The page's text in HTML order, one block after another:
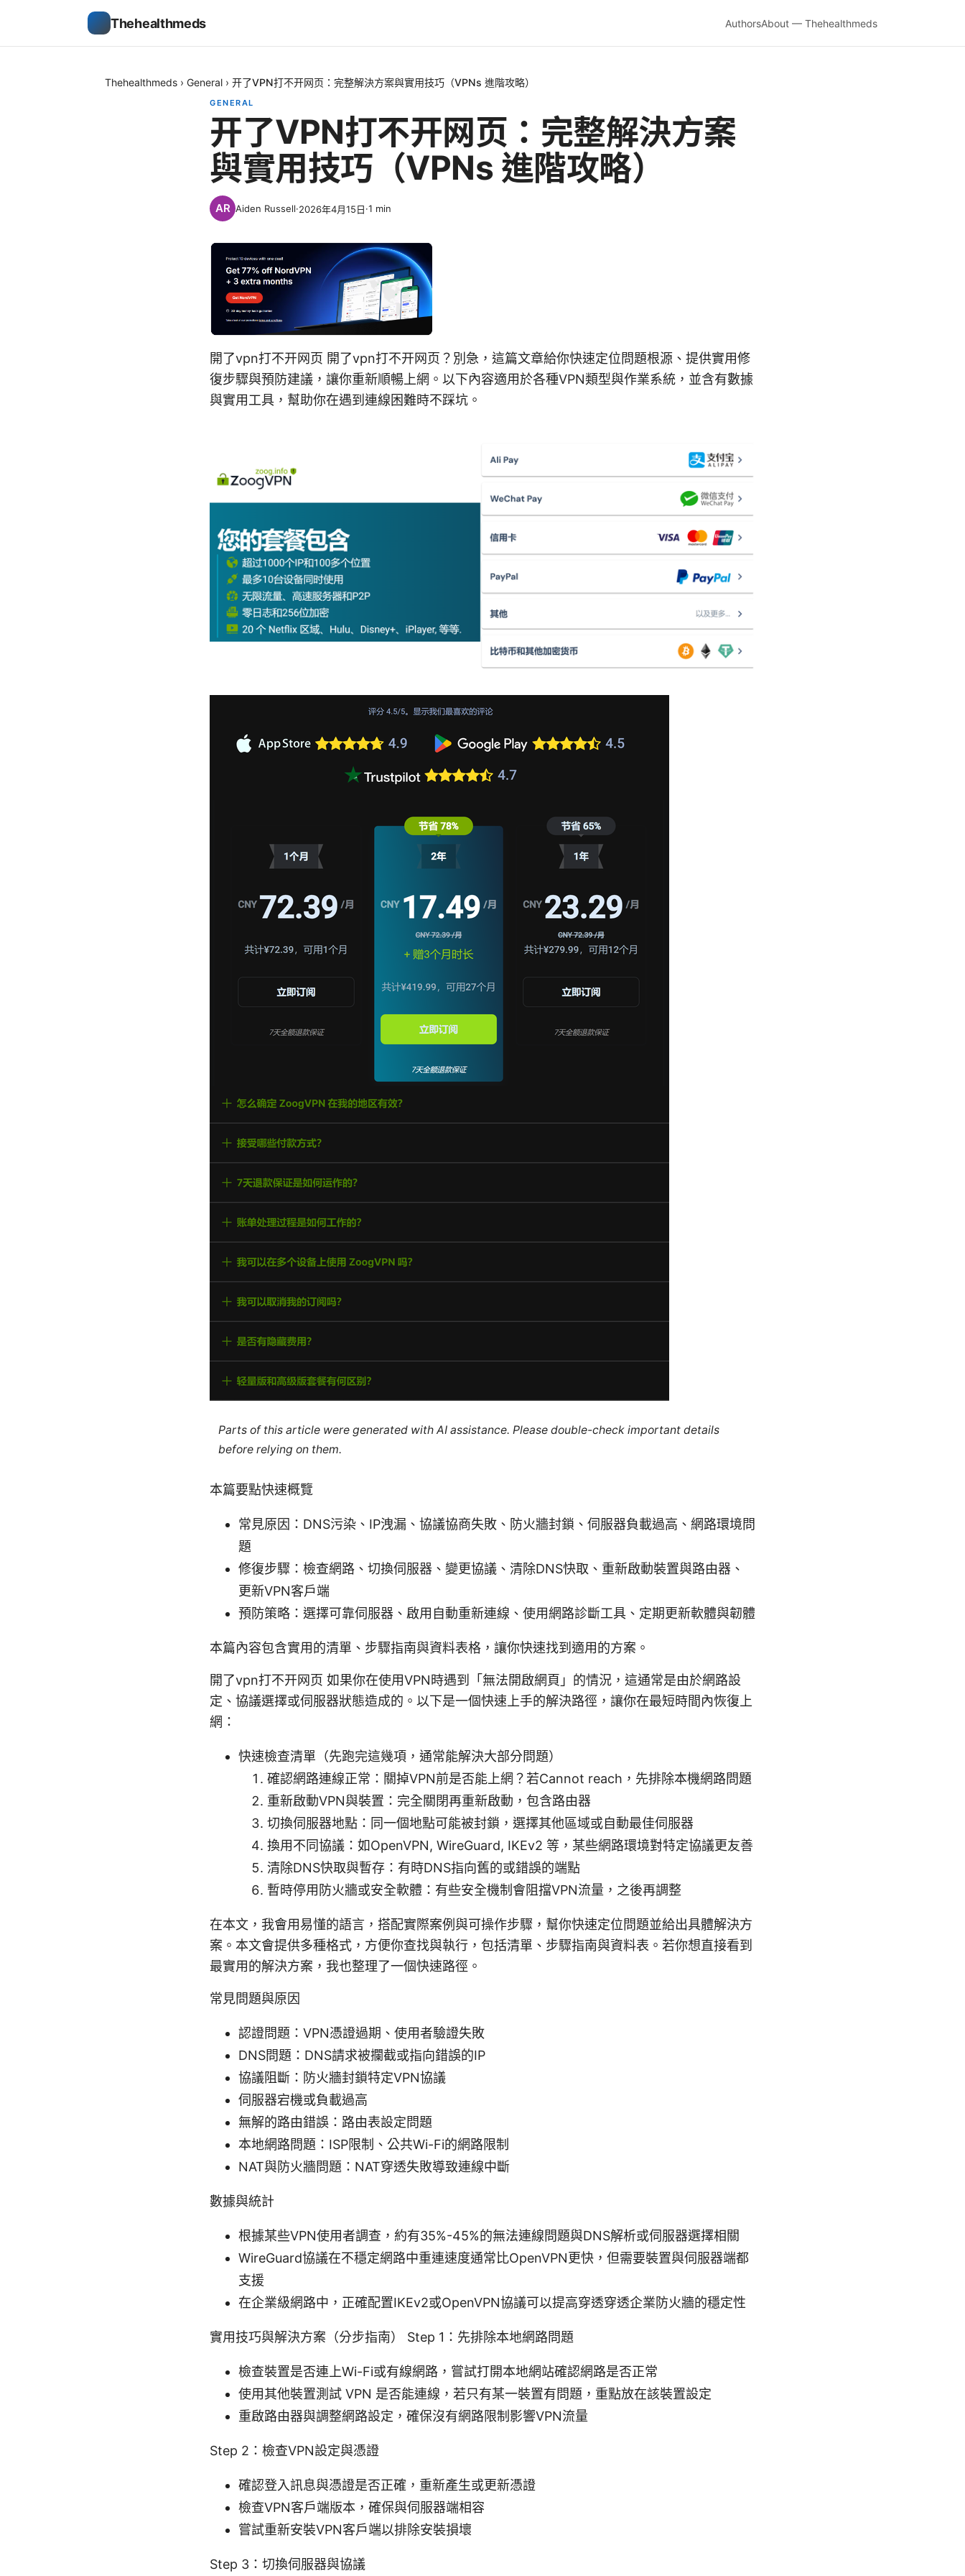
Thehealthmeds AuthorsAbout — Thehealthmeds
Thehealthmeds › General › 开了VPN打不开网页：完整解決方案與實用技巧（VPNs 進階攻略）
GENERAL
开了VPN打不开网页：完整解決方案
與實用技巧（VPNs 進階攻略）
Aiden Russell·2026年4月15日·1 min
開了vpn打不开网页 開了vpn打不开网页？別急，這篇文章給你快速定位問題根源、提供實用修
復步驟與預防建議，讓你重新順暢上網。以下內容適用於各種VPN類型與作業系統，並含有數據
與實用工具，幫助你在遇到連線困難時不踩坑。
Parts of this article were generated with AI assistance. Please double-check important details
before relying on them.
本篇要點快速概覽
常見原因：DNS污染、IP洩漏、協議協商失敗、防火牆封鎖、伺服器負載過高、網路環境問
題
修復步驟：檢查網路、切換伺服器、變更協議、清除DNS快取、重新啟動裝置與路由器、
更新VPN客戶端
預防策略：選擇可靠伺服器、啟用自動重新連線、使用網路診斷工具、定期更新軟體與韌體
本篇內容包含實用的清單、步驟指南與資料表格，讓你快速找到適用的方案。
開了vpn打不开网页 如果你在使用VPN時遇到「無法開啟網頁」的情況，這通常是由於網路設
定、協議選擇或伺服器狀態造成的。以下是一個快速上手的解決路徑，讓你在最短時間內恢復上
網：
快速檢查清單（先跑完這幾項，通常能解決大部分問題）
確認網路連線正常：關掉VPN前是否能上網？若Cannot reach，先排除本機網路問題
重新啟動VPN與裝置：完全關閉再重新啟動，包含路由器
切換伺服器地點：同一個地點可能被封鎖，選擇其他區域或自動最佳伺服器
換用不同協議：如OpenVPN, WireGuard, IKEv2 等，某些網路環境對特定協議更友善
清除DNS快取與暫存：有時DNS指向舊的或錯誤的端點
暫時停用防火牆或安全軟體：有些安全機制會阻擋VPN流量，之後再調整
在本文，我會用易懂的語言，搭配實際案例與可操作步驟，幫你快速定位問題並給出具體解決方
案。本文會提供多種格式，方便你查找與執行，包括清單、步驟指南與資料表。若你想直接看到
最實用的解決方案，我也整理了一個快速路徑。
常見問題與原因
認證問題：VPN憑證過期、使用者驗證失敗
DNS問題：DNS請求被攔截或指向錯誤的IP
協議阻斷：防火牆封鎖特定VPN協議
伺服器宕機或負載過高
無解的路由錯誤：路由表設定問題
本地網路問題：ISP限制、公共Wi-Fi的網路限制
NAT與防火牆問題：NAT穿透失敗導致連線中斷
數據與統計
根據某些VPN使用者調查，約有35%-45%的無法連線問題與DNS解析或伺服器選擇相關
WireGuard協議在不穩定網路中重連速度通常比OpenVPN更快，但需要裝置與伺服器端都
支援
在企業級網路中，正確配置IKEv2或OpenVPN協議可以提高穿透穿透企業防火牆的穩定性
實用技巧與解決方案（分步指南） Step 1：先排除本地網路問題
檢查裝置是否連上Wi-Fi或有線網路，嘗試打開本地網站確認網路是否正常
使用其他裝置測試 VPN 是否能連線，若只有某一裝置有問題，重點放在該裝置設定
重啟路由器與調整網路設定，確保沒有網路限制影響VPN流量
Step 2：檢查VPN設定與憑證
確認登入訊息與憑證是否正確，重新產生或更新憑證
檢查VPN客戶端版本，確保與伺服器端相容
嘗試重新安裝VPN客戶端以排除安裝損壞
Step 3：切換伺服器與協議